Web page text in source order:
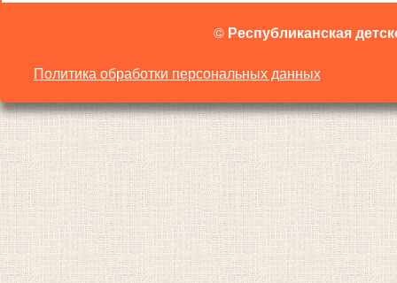
© Республиканская
Политика обработки персональных данных